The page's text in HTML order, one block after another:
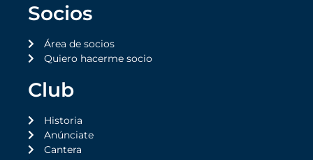
Socios
Área de socios
Quiero hacerme socio
Club
Historia
Anúnciate
Cantera